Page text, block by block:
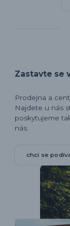
Zastavte se
Prodejna a
Najdete u nás
poskytujeme
nás.
chci se